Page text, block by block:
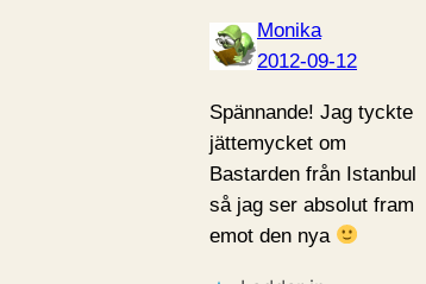
Monika
2012-09-12
Spännande! Jag tyckte
jättemycket om
Bastarden från Istanbul
så jag ser absolut fram
emot den nya